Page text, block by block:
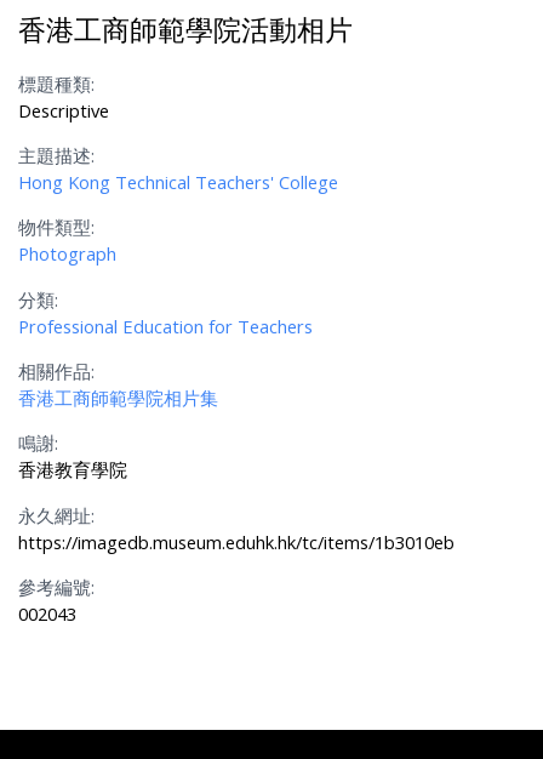
香港工商師範學院活動相片
標題種類:
Descriptive
主題描述:
Hong Kong Technical Teachers' College
物件類型:
Photograph
分類:
Professional Education for Teachers
相關作品:
香港工商師範學院相片集
鳴謝:
香港教育學院
永久網址:
https://imagedb.museum.eduhk.hk/tc/items/1b3010eb
參考編號:
002043